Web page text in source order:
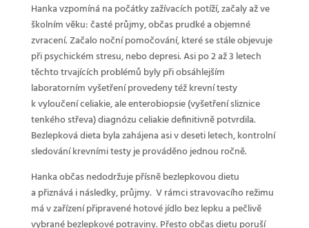
Hanka vzpomíná na počátky zažívacích potíží, začaly až ve
školním věku: časté průjmy, občas prudké a objemné
zvracení. Začalo noční pomočování, které se stále objevuje
při psychickém stresu, nebo depresi. Asi po 2 až 3 letech
těchto trvajících problémů byly při obsáhlejším
laboratorním vyšetření provedeny též krevní testy
k vyloučení celiakie, ale enterobiopsie (vyšetření sliznice
tenkého střeva) diagnózu celiakie definitivně potvrdila.
Bezlepková dieta byla zahájena asi v deseti letech, kontrolní
sledování krevními testy je prováděno jednou ročně.
Hanka občas nedodržuje přísně bezlepkovou dietu
a přiznává i následky, průjmy. V rámci stravovacího režimu
má v zařízení připravené hotové jídlo bez lepku a pečlivě
vybrané bezlepkové potraviny. Přesto občas dietu poruší